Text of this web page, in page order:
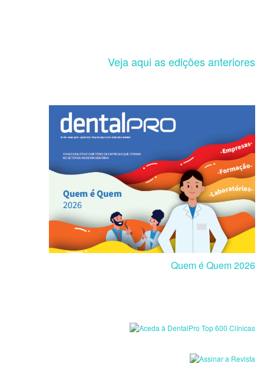
Veja aqui as edições anteriores
Quem é Quem 2026